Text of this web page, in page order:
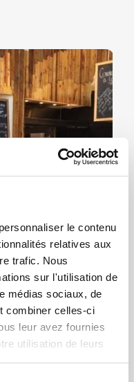
le contenu
relatives aux
trafic. Nous
sur l'utilisation de
médias sociaux, de
combiner celles-ci
leur avez fournies
utilisation de leurs
GRAND